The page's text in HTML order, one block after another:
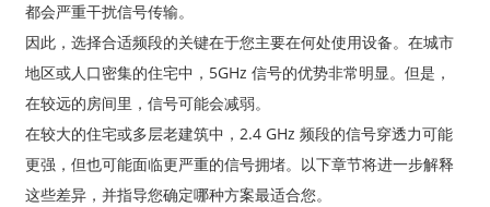
都会严重干扰信号传输。
因此，选择合适频段的关键在于您主要在何处使用设备。在城市
地区或人口密集的住宅中，5GHz 信号的优势非常明显。但是，
在较远的房间里，信号可能会减弱。
在较大的住宅或多层老建筑中，2.4 GHz 频段的信号穿透力可能
更强，但也可能面临更严重的信号拥堵。以下章节将进一步解释
这些差异，并指导您确定哪种方案最适合您。